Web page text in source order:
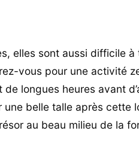
elles sont aussi difficile à
vous pour une activité
longues heures avant
une belle talle après cette
au beau milieu de la